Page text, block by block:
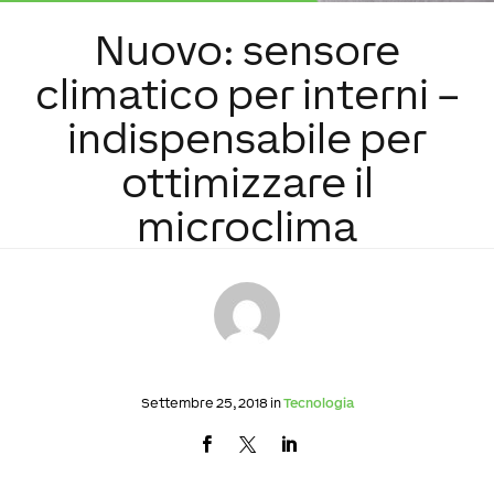
Nuovo: sensore
climatico per interni –
indispensabile per
ottimizzare il
microclima
Settembre 25, 2018 inTecnologia